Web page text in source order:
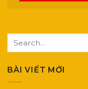
BÀI VIẾT MỚI